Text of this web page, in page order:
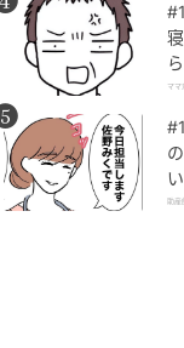
ら
ママ
助産